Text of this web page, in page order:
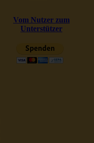
Vom Nutzer zum
Unterstützer